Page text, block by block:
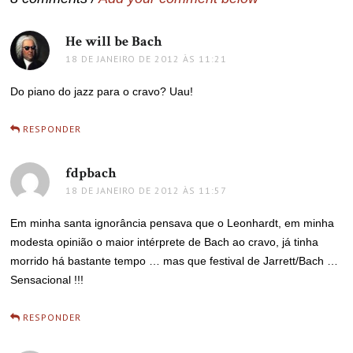
He will be Bachdisse:
18 DE JANEIRO DE 2012 ÀS 11:21
Do piano do jazz para o cravo? Uau!
RESPONDER
fdpbachdisse:
18 DE JANEIRO DE 2012 ÀS 11:57
Em minha santa ignorância pensava que o Leonhardt, em minha
modesta opinião o maior intérprete de Bach ao cravo, já tinha
morrido há bastante tempo … mas que festival de Jarrett/Bach …
Sensacional !!!
RESPONDER